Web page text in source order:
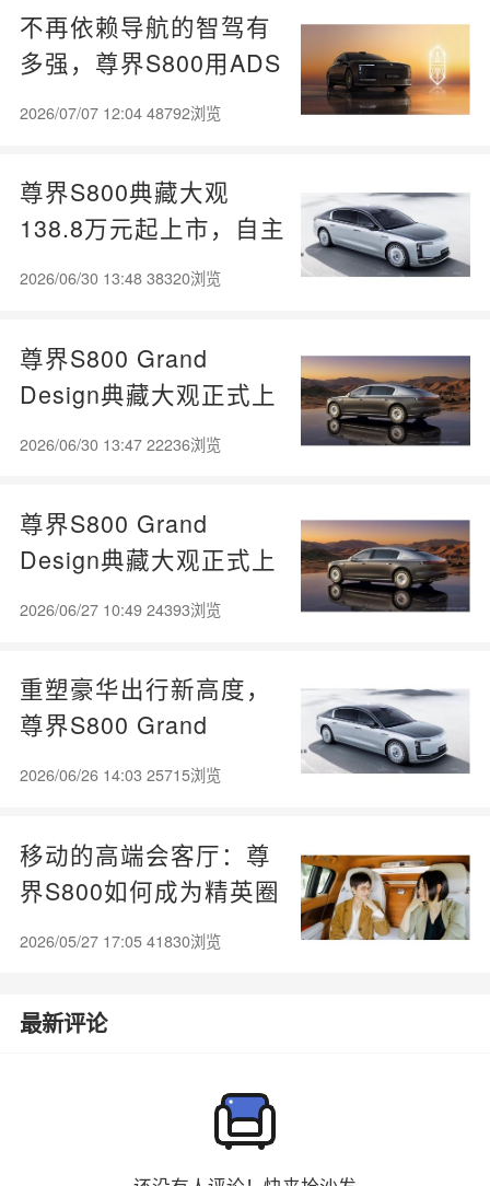
不再依赖导航的智驾有
多强，尊界S800用ADS
5实车测验给出答案
2026/07/07 12:04 48792浏览
尊界S800典藏大观
138.8万元起上市，自主
旗舰冲击全球超豪华赛
2026/06/30 13:48 38320浏览
尊界S800 Grand
Design典藏大观正式上
市，售价138.8万元起
2026/06/30 13:47 22236浏览
尊界S800 Grand
Design典藏大观正式上
市，探索超豪华市场新
2026/06/27 10:49 24393浏览
重塑豪华出行新高度，
尊界S800 Grand
Design典藏大观正式上
2026/06/26 14:03 25715浏览
移动的高端会客厅：尊
界S800如何成为精英圈
2026/05/27 17:05 41830浏览
最新评论